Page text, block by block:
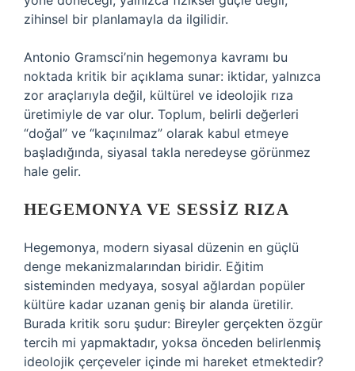
zihinsel bir planlamayla da ilgilidir.
Antonio Gramsci’nin hegemonya kavramı bu
noktada kritik bir açıklama sunar: iktidar, yalnızca
zor araçlarıyla değil, kültürel ve ideolojik rıza
üretimiyle de var olur. Toplum, belirli değerleri
“doğal” ve “kaçınılmaz” olarak kabul etmeye
başladığında, siyasal takla neredeyse görünmez
hale gelir.
HEGEMONYA VE SESSIZ RIZA
Hegemonya, modern siyasal düzenin en güçlü
denge mekanizmalarından biridir. Eğitim
sisteminden medyaya, sosyal ağlardan popüler
kültüre kadar uzanan geniş bir alanda üretilir.
Burada kritik soru şudur: Bireyler gerçekten özgür
tercih mi yapmaktadır, yoksa önceden belirlenmiş
ideolojik çerçeveler içinde mi hareket etmektedir?